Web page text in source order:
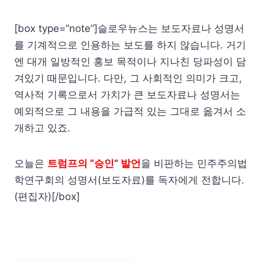
[box type=”note”]슬로우뉴스는 보도자료나 성명서
를 기계적으로 인용하는 보도를 하지 않습니다. 거기
엔 대개 일방적인 홍보 목적이나 지나친 당파성이 담
겨있기 때문입니다. 다만, 그 사회적인 의미가 크고,
역사적 기록으로서 가치가 큰 보도자료나 성명서는
예외적으로 그 내용을 가급적 있는 그대로 옮겨서 소
개하고 있죠.
오늘은 트럼프의 “승인” 발언을 비판하는 민주주의법
학연구회의 성명서(보도자료)를 독자에게 전합니다.
(편집자)[/box]